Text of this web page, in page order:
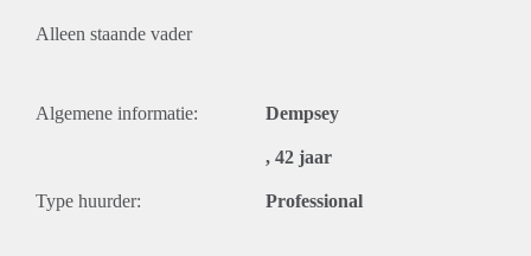
Alleen staande vader
Algemene informatie: Dempsey
, 42 jaar
Type huurder: Professional